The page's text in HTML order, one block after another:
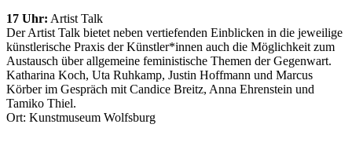
17 Uhr: Artist Talk
Der Artist Talk bietet neben vertiefenden Einblicken in die jeweilige
künstlerische Praxis der Künstler*innen auch die Möglichkeit zum
Austausch über allgemeine feministische Themen der Gegenwart.
Katharina Koch, Uta Ruhkamp, Justin Hoffmann und Marcus
Körber im Gespräch mit Candice Breitz, Anna Ehrenstein und
Tamiko Thiel.
Ort: Kunstmuseum Wolfsburg